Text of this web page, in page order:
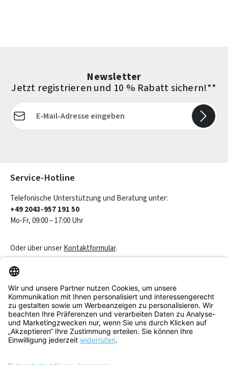
Newsletter
Jetzt registrieren und 10 % Rabatt sichern!**
E-Mail-Adresse*
Service-Hotline
Telefonische Unterstützung und Beratung unter:
+49 2043-957 191 50
Mo-Fr, 09:00 – 17:00 Uhr
Oder über unserKontaktformular.
Service & Beratung
Informationen